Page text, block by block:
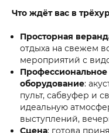
Что ждёт вас в
Просторная
отдыха на свежем
мероприятий с
Профессиональное
оборудование:
пульт, сабвуфер и
идеальную
выступлений,
Сцена: готова